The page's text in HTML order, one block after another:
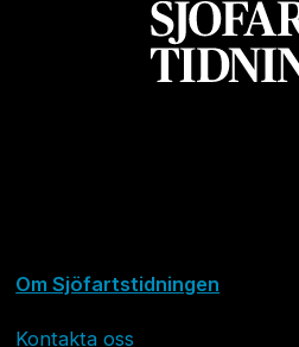
Om Sjöfartstidningen
Kontakta oss